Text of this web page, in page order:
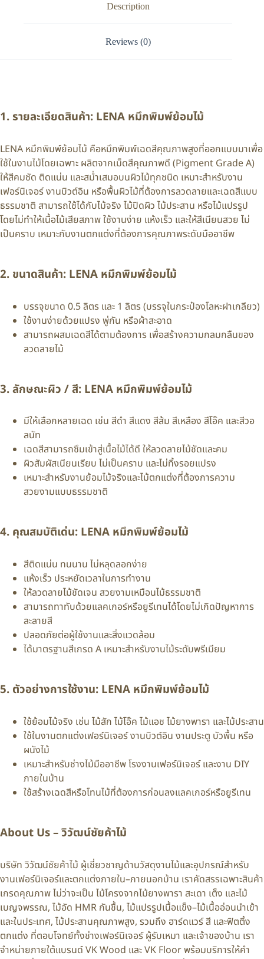
Description
Reviews (0)
1. รายละเอียดสินค้า: LENA หมึกพิมพ์ย้อมไม้
LENA หมึกพิมพ์ย้อมไม้ คือหมึกพิมพ์เฉดสีคุณภาพสูงที่ออกแบบมาเพื่อ
ใช้ในงานไม้โดยเฉพาะ ผลิตจากเม็ดสีคุณภาพดี (Pigment Grade A)
ให้สีคมชัด ติดแน่น และสม่ำเสมอบนผิวไม้ทุกชนิด เหมาะสำหรับงาน
เฟอร์นิเจอร์ งานบิวต์อิน หรือพื้นผิวไม้ที่ต้องการลวดลายและเฉดสีแบบ
ธรรมชาติ สามารถใช้ได้กับไม้จริง ไม้ปิดผิว ไม้ประสาน หรือไม้แปรรูป
โดยไม่ทำให้เนื้อไม้เสียสภาพ ใช้งานง่าย แห้งเร็ว และให้สีเนียนสวย ไม่
เป็นคราบ เหมาะกับงานตกแต่งที่ต้องการคุณภาพระดับมืออาชีพ
2. ขนาดสินค้า: LENA หมึกพิมพ์ย้อมไม้
บรรจุขนาด 0.5 ลิตร และ 1 ลิตร (บรรจุในกระป๋องโลหะฝาเกลียว)
ใช้งานง่ายด้วยแปรง พู่กัน หรือผ้าสะอาด
สามารถผสมเฉดสีได้ตามต้องการ เพื่อสร้างความกลมกลืนของ
ลวดลายไม้
3. ลักษณะผิว / สี: LENA หมึกพิมพ์ย้อมไม้
มีให้เลือกหลายเฉด เช่น สีดำ สีแดง สีส้ม สีเหลือง สีโอ๊ค และสีวอ
ลนัท
เฉดสีสามารถซึมเข้าสู่เนื้อไม้ได้ดี ให้ลวดลายไม้ชัดและคม
ผิวสัมผัสเนียนเรียบ ไม่เป็นคราบ และไม่ทิ้งรอยแปรง
เหมาะสำหรับงานย้อมไม้จริงและไม้ตกแต่งที่ต้องการความ
สวยงามแบบธรรมชาติ
4. คุณสมบัติเด่น: LENA หมึกพิมพ์ย้อมไม้
สีติดแน่น ทนนาน ไม่หลุดลอกง่าย
แห้งเร็ว ประหยัดเวลาในการทำงาน
ให้ลวดลายไม้ชัดเจน สวยงามเหมือนไม้ธรรมชาติ
สามารถทาทับด้วยแลคเกอร์หรือยูรีเทนได้โดยไม่เกิดปัญหาการ
ละลายสี
ปลอดภัยต่อผู้ใช้งานและสิ่งแวดล้อม
ได้มาตรฐานสีเกรด A เหมาะสำหรับงานไม้ระดับพรีเมียม
5. ตัวอย่างการใช้งาน: LENA หมึกพิมพ์ย้อมไม้
ใช้ย้อมไม้จริง เช่น ไม้สัก ไม้โอ๊ค ไม้แอช ไม้ยางพารา และไม้ประสาน
ใช้ในงานตกแต่งเฟอร์นิเจอร์ งานบิวต์อิน งานประตู บัวพื้น หรือ
ผนังไม้
เหมาะสำหรับช่างไม้มืออาชีพ โรงงานเฟอร์นิเจอร์ และงาน DIY
ภายในบ้าน
ใช้สร้างเฉดสีหรือโทนไม้ที่ต้องการก่อนลงแลคเกอร์หรือยูรีเทน
About Us – วิวัฒน์ชัยค้าไม้
บริษัท วิวัฒน์ชัยค้าไม้ ผู้เชี่ยวชาญด้านวัสดุงานไม้และอุปกรณ์สำหรับ
งานเฟอร์นิเจอร์และตกแต่งภายใน–ภายนอกบ้าน เราคัดสรรเฉพาะสินค้า
เกรดคุณภาพ ไม่ว่าจะเป็น ไม้โครงจากไม้ยางพารา สะเดา เต็ง และไม้
เบญจพรรณ, ไม้อัด HMR กันชื้น, ไม้แปรรูปเนื้อแข็ง–ไม้เนื้ออ่อนนำเข้า
และในประเทศ, ไม้ประสานคุณภาพสูง, รวมถึง ฮาร์ดแวร์ สี และฟิตติ้ง
ตกแต่ง ที่ตอบโจทย์ทั้งช่างเฟอร์นิเจอร์ ผู้รับเหมา และเจ้าของบ้าน เรา
จำหน่ายภายใต้แบรนด์ VK Wood และ VK Floor พร้อมบริการให้คำ